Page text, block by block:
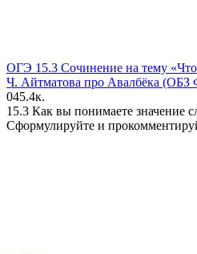
ОГЭ 15.3 Сочинение на тему «Что
Ч. Айтматова про Авалбёка
045.4к.
15.3 Как вы понимаете значение
Сформулируйте и